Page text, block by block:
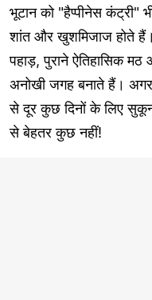
भूटान को "हैप्पीनेस कंट्री"
शांत और खुशमिजाज होते
पहाड़, पुराने ऐतिहासिक
अनोखी जगह बनाते हैं।
से दूर कुछ दिनों के लिए सुकून
से बेहतर कुछ नहीं!